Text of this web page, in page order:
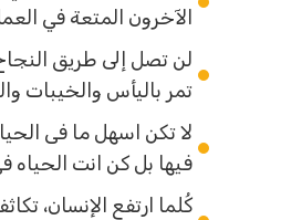
الآخرون المتعة في
لن تصل إلى طريق
تمر باليأس والخيبات
لا تكن اسهل ما فى
فيها بل كن انت الحياه
كُلما ارتفع الإنسان،